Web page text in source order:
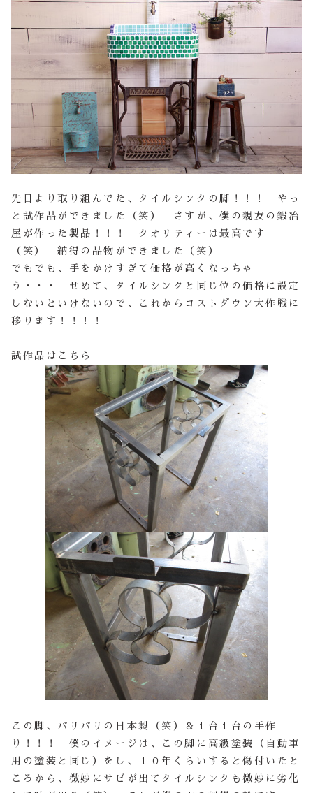
先日より取り組んでた、タイルシンクの脚！！！ やっ
と試作品ができました（笑） さすが、僕の親友の鍛冶
屋が作った製品！！！ クオリティーは最高です
（笑） 納得の品物ができました（笑）
でもでも、手をかけすぎて価格が高くなっちゃ
う・・・ せめて、タイルシンクと同じ位の価格に設定
しないといけないので、これからコストダウン大作戦に
移ります！！！！
試作品はこちら
この脚、バリバリの日本製（笑）＆１台１台の手作
り！！！ 僕のイメージは、この脚に高級塗装（自動車
用の塗装と同じ）をし、１０年くらいすると傷付いたと
ころから、微妙にサビが出てタイルシンクも微妙に劣化